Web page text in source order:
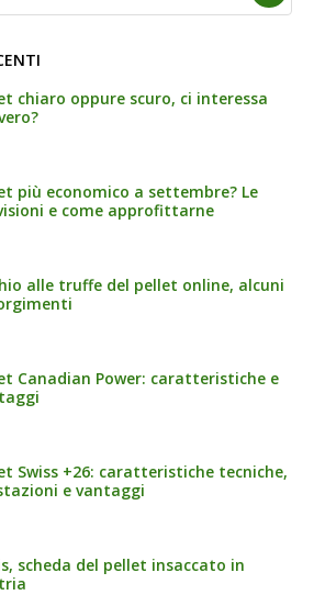
chiaro oppure scuro, ci interessa
più economico a settembre? Le
e come approfittarne
alle truffe del pellet online, alcuni
Canadian Power: caratteristiche e
Swiss +26: caratteristiche tecniche,
e vantaggi
scheda del pellet insaccato in